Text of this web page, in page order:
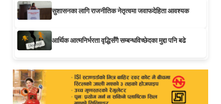
सुशासनका लागि राजनीतिक नेतृत्वमा जवाफदेहिता आवश्यक
आर्थिक आत्मनिर्भरता वृद्धिसँगै सम्बन्धविच्छेदका मुद्दा पनि बढे